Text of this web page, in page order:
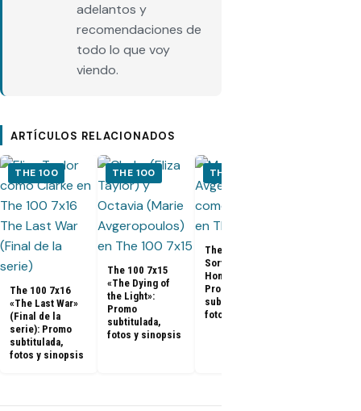
adelantos y
recomendaciones de
todo lo que voy
viendo.
ARTÍCULOS RELACIONADOS
THE 100
The 100 7x16
«The Last War»
(Final de la
serie): Promo
subtitulada,
fotos y sinopsis
THE 100
The 100 7x15
«The Dying of
the Light»:
Promo
subtitulada,
fotos y sinopsis
THE 100
The 100 7x14 «A
Sort of
Homecoming»:
Promo
subtitulada,
fotos y sinopsis